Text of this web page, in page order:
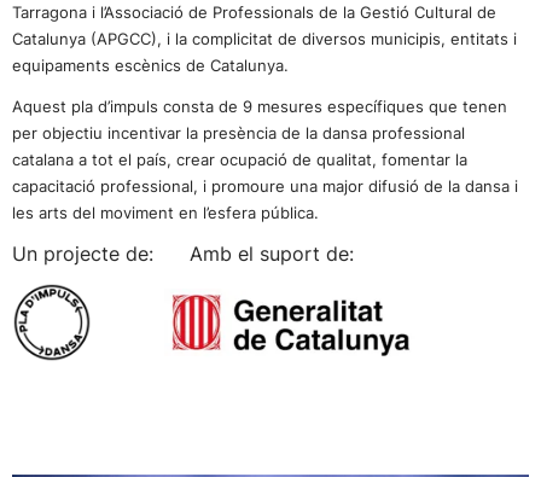
Tarragona i l’Associació de Professionals de la Gestió Cultural de
Catalunya (APGCC), i la complicitat de diversos municipis, entitats i
equipaments escènics de Catalunya.
Aquest pla d’impuls consta de 9 mesures específiques que tenen
per objectiu incentivar la presència de la dansa professional
catalana a tot el país, crear ocupació de qualitat, fomentar la
capacitació professional, i promoure una major difusió de la dansa i
les arts del moviment en l’esfera pública.
Un projecte de: Amb el suport de: